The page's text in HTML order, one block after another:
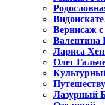
Вернисаж
Валентина
Лариса
Олег
Лазурный